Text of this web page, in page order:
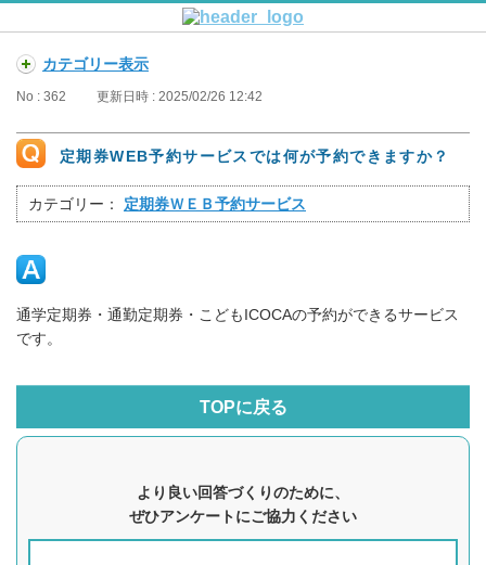
カテゴリー表示
No : 362 更新日時 : 2025/02/26 12:42
定期券WEB予約サービスでは何が予約できますか？
カテゴリー： 定期券ＷＥＢ予約サービス
通学定期券・通勤定期券・こどもICOCAの予約ができるサービス
です。
TOPに戻る
より良い回答づくりのために、
ぜひアンケートにご協力ください